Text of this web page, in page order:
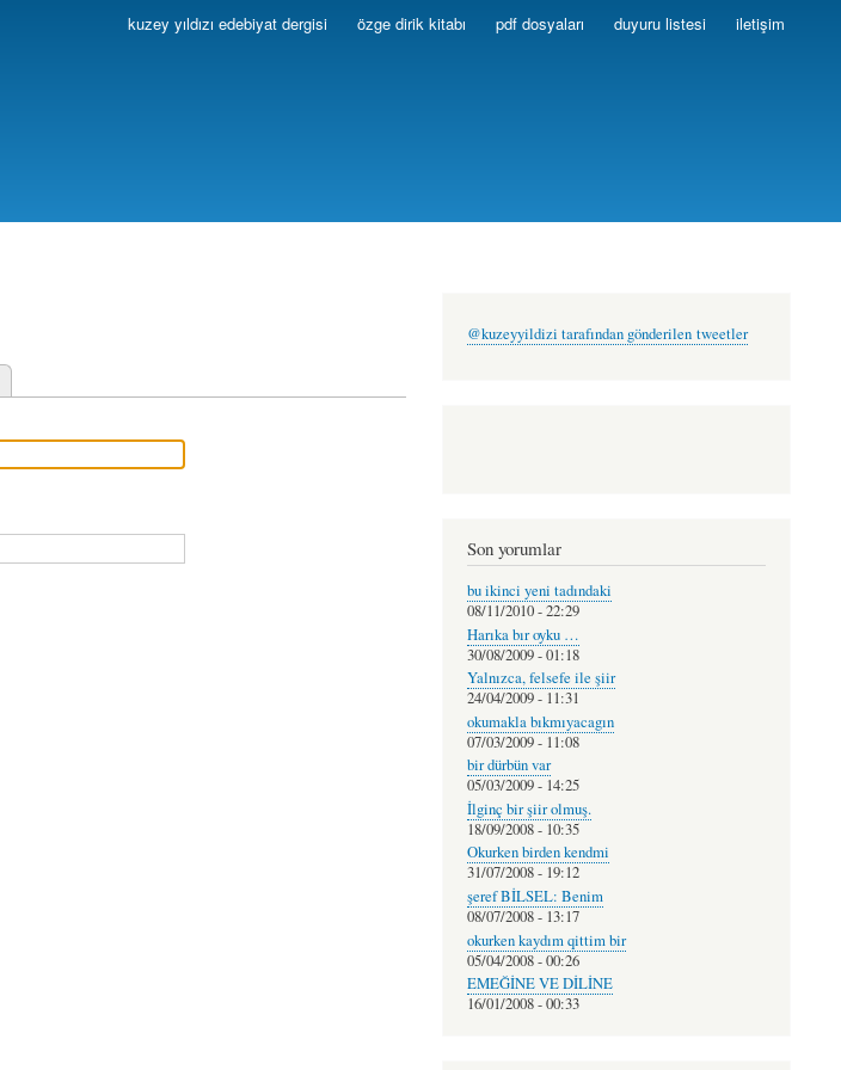
kuzey yıldızı edebiyat dergisi özge dirik kitabı pdf dosyaları duyuru listesi iletişim
@kuzeyyildizi tarafından gönderilen tweetler
Son yorumlar
bu ikinci yeni tadındaki
08/11/2010 - 22:29
Harıka bır oyku …
30/08/2009 - 01:18
Yalnızca, felsefe ile şiir
24/04/2009 - 11:31
okumakla bıkmıyacagın
07/03/2009 - 11:08
bir dürbün var
05/03/2009 - 14:25
İlginç bir şiir olmuş.
18/09/2008 - 10:35
Okurken birden kendmi
31/07/2008 - 19:12
şeref BİLSEL: Benim
08/07/2008 - 13:17
okurken kaydım qittim bir
05/04/2008 - 00:26
EMEĞİNE VE DİLİNE
16/01/2008 - 00:33